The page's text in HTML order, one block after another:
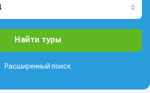
Расширенный поиск
Найти туры